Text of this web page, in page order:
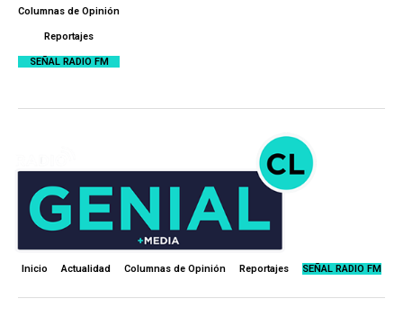
Columnas de Opinión
Reportajes
SEÑAL RADIO FM
Inicio Actualidad Columnas de Opinión Reportajes SEÑAL RADIO FM